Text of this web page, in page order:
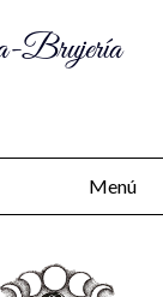
Brujería
Menú